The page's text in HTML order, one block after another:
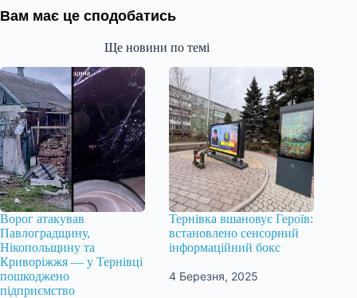
Вам має це сподобатись
Ще новини по темі
Ворог атакував
Павлоградщину,
Нікопольщину та
Криворіжжя — у Тернівці
пошкоджено
підприємство
Тернівка вшановує Героїв:
встановлено сенсорний
інформаційний бокс
4 Березня, 2025